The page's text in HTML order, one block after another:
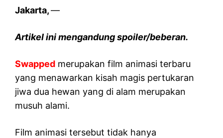
Jakarta,—
Artikel ini mengandung spoiler/beberan.
Swapped merupakan film animasi terbaru
yang menawarkan kisah magis pertukaran
jiwa dua hewan yang di alam merupakan
musuh alami.
Film animasi tersebut tidak hanya